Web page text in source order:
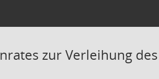
zur Verleihung